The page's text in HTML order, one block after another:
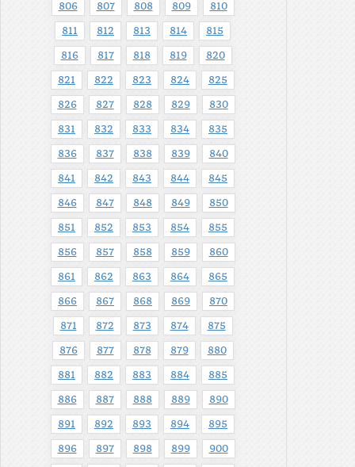
806 807 808 809 810
811 812 813 814 815
816 817 818 819 820
821 822 823 824 825
826 827 828 829 830
831 832 833 834 835
836 837 838 839 840
841 842 843 844 845
846 847 848 849 850
851 852 853 854 855
856 857 858 859 860
861 862 863 864 865
866 867 868 869 870
871 872 873 874 875
876 877 878 879 880
881 882 883 884 885
886 887 888 889 890
891 892 893 894 895
896 897 898 899 900